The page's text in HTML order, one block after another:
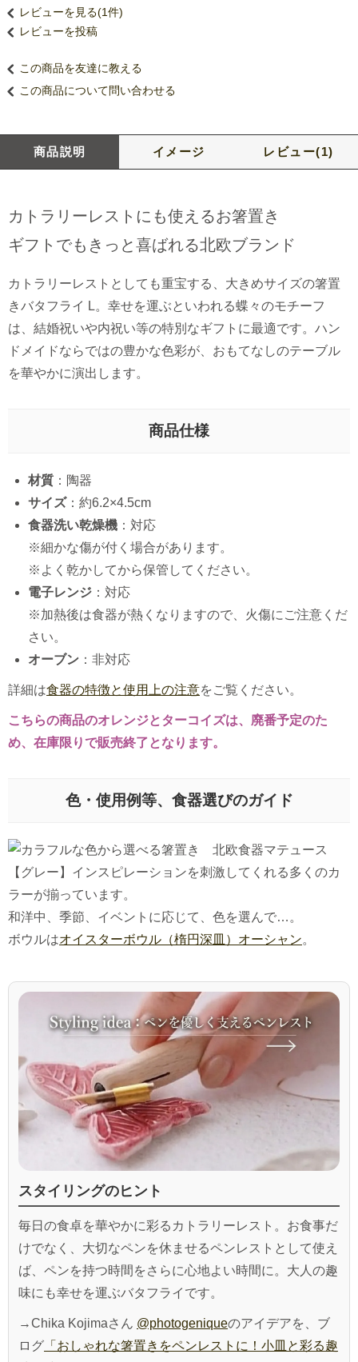
レビューを見る(1件)
レビューを投稿
この商品を友達に教える
この商品について問い合わせる
商品説明 イメージ レビュー(1)
カトラリーレストにも使えるお箸置き
ギフトでもきっと喜ばれる北欧ブランド
カトラリーレストとしても重宝する、大きめサイズの箸置
きバタフライ L。幸せを運ぶといわれる蝶々のモチーフ
は、結婚祝いや内祝い等の特別なギフトに最適です。ハン
ドメイドならではの豊かな色彩が、おもてなしのテーブル
を華やかに演出します。
商品仕様
材質 ：陶器
サイズ：約6.2×4.5cm
食器洗い乾燥機 ：対応
※細かな傷が付く場合があります。
※よく乾かしてから保管してください。
電子レンジ ：対応
※加熱後は食器が熱くなりますので、火傷にご注意くだ
さい。
オーブン ：非対応
詳細は食器の特徴と使用上の注意をご覧ください。
こちらの商品のオレンジとターコイズは、廃番予定のた
め、在庫限りで販売終了となります。
色・使用例等、食器選びのガイド
【グレー】インスピレーションを刺激してくれる多くのカ
ラーが揃っています。
和洋中、季節、イベントに応じて、色を選んで…。
ボウルはオイスターボウル（楕円深皿）オーシャン。
スタイリングのヒント
毎日の食卓を華やかに彩るカトラリーレスト。お食事だ
けでなく、大切なペンを休ませるペンレストとして使え
ば、ペンを持つ時間をさらに心地よい時間に。大人の趣
味にも幸せを運ぶバタフライです。
→Chika Kojimaさん @photogeniqueのアイデアを、ブ
ログ 「おしゃれな箸置きをペンレストに！小皿と彩る趣